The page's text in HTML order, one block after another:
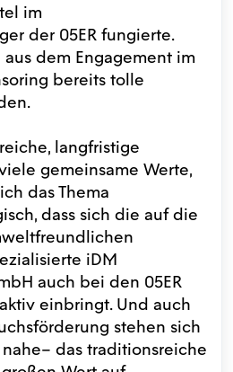
im
der 05ER fungierte.
dem Engagement im
bereits tolle
langfristige
gemeinsame Werte,
das Thema
dass sich die auf die
iDM
auch bei den 05ER
einbringt. Und auch
stehen sich
das traditionsreiche